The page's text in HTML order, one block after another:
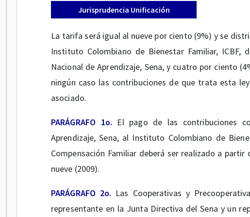
Jurisprudencia Unificación
La tarifa será igual al nueve por ciento (9%) y se
Instituto Colombiano de Bienestar Familiar, ICBF,
Nacional de Aprendizaje, Sena, y cuatro por ciento
ningún caso las contribuciones de que trata esta
asociado.
PARÁGRAFO 1o. El pago de las contribuciones
Aprendizaje, Sena, al Instituto Colombiano de
Compensación Familiar deberá ser realizado a
nueve (2009).
PARÁGRAFO 2o. Las Cooperativas y
representante en la Junta Directiva del Sena y un